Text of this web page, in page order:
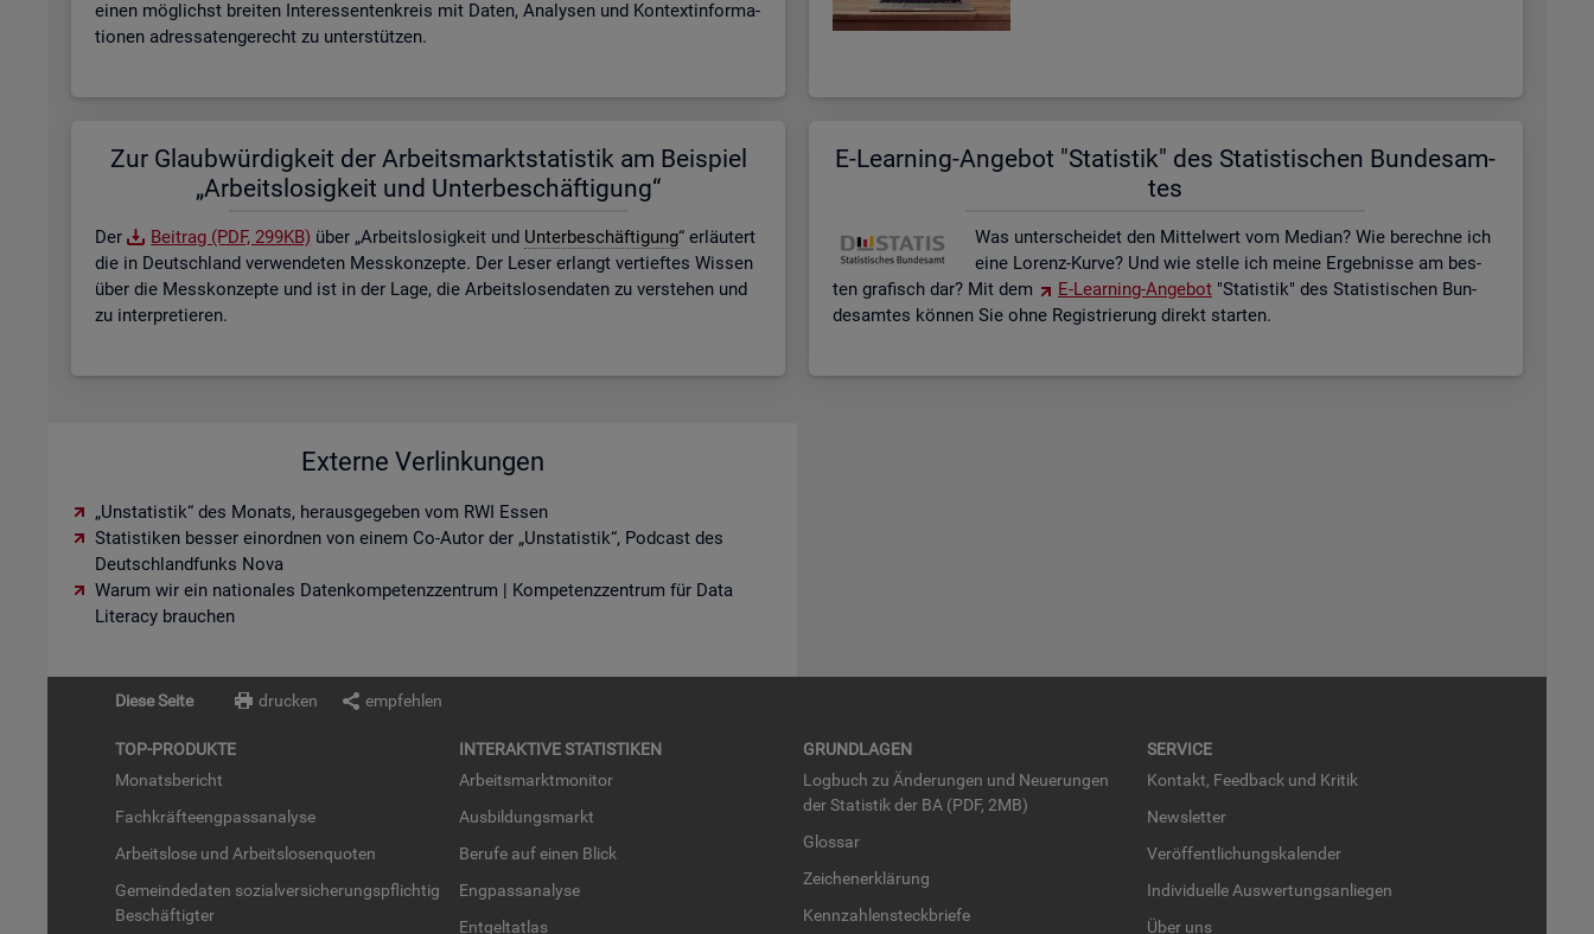
einen mög­lichst brei­ten In­ter­es­sen­ten­kreis mit Daten, Ana­ly­sen und Kon­text­in­for­ma­
tio­nen adres­sa­ten­ge­recht zu un­ter­stüt­zen.
Zur Glaub­wür­dig­keit der Ar­beits­markt­sta­tis­tik am Bei­spiel
„Ar­beits­lo­sig­keit und Un­ter­be­schäf­ti­gung“
Der Bei­trag (PDF, 299KB) über „Ar­beits­lo­sig­keit und Un­ter­be­schäf­ti­gung“ er­läu­tert
die in Deutsch­land ver­wen­de­ten Mess­kon­zep­te. Der Leser er­langt ver­tief­tes Wis­sen
über die Mess­kon­zep­te und ist in der Lage, die Ar­beits­lo­sen­da­ten zu ver­ste­hen und
zu in­ter­pre­tie­ren.
E-Lear­ning-An­ge­bot "Sta­tis­tik" des Sta­tis­ti­schen Bun­des­am­
tes
Was un­ter­schei­det den Mit­tel­wert vom Me­di­an? Wie be­rech­ne ich
eine Lo­renz-Kurve? Und wie stel­le ich meine Er­geb­nis­se am bes­
ten gra­fisch dar? Mit dem
E-Lear­ning-An­ge­bot"Sta­tis­tik" des Sta­tis­ti­schen Bun­
des­am­tes kön­nen Sie ohne Re­gis­trie­rung di­rekt star­ten.
Externe Verlinkungen
„Unstatistik“ des Monats, herausgegeben vom RWI Essen
Statistiken besser einordnen von einem Co-Autor der „Unstatistik“, Podcast des
Deutschlandfunks Nova
Warum wir ein nationales Datenkompetenzzentrum | Kompetenzzentrum für Data
Literacy brauchen
Diese Seite drucken empfehlen
TOP-PRO­DUK­TE
Mo­nats­be­richt
Fach­kräf­te­eng­pass­ana­ly­se
Ar­beits­lo­se und Ar­beits­lo­sen­quo­ten
Ge­mein­de­da­ten so­zi­al­ver­si­che­rungs­pflich­tig
Be­schäf­tig­ter
IN­TER­AK­TI­VE STA­TIS­TI­KEN
Ar­beits­markt­mo­ni­tor
Aus­bil­dungs­markt
Be­ru­fe auf einen Blick
Eng­pass­ana­ly­se
Ent­gel­t­at­las
GRUND­LA­GEN
Log­buch zu Än­de­run­gen und Neue­run­gen
der Sta­tis­tik der BA (PDF, 2MB)
Glos­sar
Zei­chen­er­klä­rung
Kenn­zah­len­steck­brie­fe
SER­VICE
Kon­takt, Feed­back und Kri­tik
News­let­ter
Ver­öf­fent­li­chungs­ka­len­der
In­di­vi­du­el­le Aus­wer­tungs­an­lie­gen
Über uns